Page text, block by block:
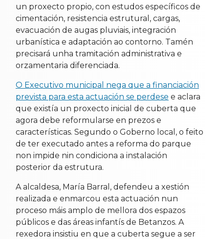
un proxecto propio, con estudos específicos de
cimentación, resistencia estrutural, cargas,
evacuación de augas pluviais, integración
urbanística e adaptación ao contorno. Tamén
precisará unha tramitación administrativa e
orzamentaria diferenciada.
O Executivo municipal nega que a financiación
prevista para esta actuación se perdese e aclara
que existía un proxecto inicial de cuberta que
agora debe reformularse en prezos e
características. Segundo o Goberno local, o feito
de ter executado antes a reforma do parque
non impide nin condiciona a instalación
posterior da estrutura.
A alcaldesa, María Barral, defendeu a xestión
realizada e enmarcou esta actuación nun
proceso máis amplo de mellora dos espazos
públicos e das áreas infantís de Betanzos. A
rexedora insistiu en que a cuberta segue a ser